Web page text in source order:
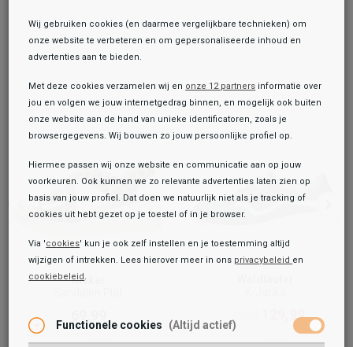
Sandalen Plat
Rieker
129,99
Toegevoegd aan je winkeltas!
Wij gebruiken cookies (en daarmee vergelijkbare technieken) om
onze website te verbeteren en om gepersonaliseerde inhoud en
advertenties aan te bieden.
Met deze cookies verzamelen wij en onze 12 partners informatie over
jou en volgen we jouw internetgedrag binnen, en mogelijk ook buiten
onze website aan de hand van unieke identificatoren, zoals je
browsergegevens. Wij bouwen zo jouw persoonlijke profiel op.
Hiermee passen wij onze website en communicatie aan op jouw
voorkeuren. Ook kunnen we zo relevante advertenties laten zien op
basis van jouw profiel. Dat doen we natuurlijk niet als je tracking of
cookies uit hebt gezet op je toestel of in je browser.
Via 'cookies' kun je ook zelf instellen en je toestemming altijd
wijzigen of intrekken. Lees hierover meer in ons privacybeleid en
cookiebeleid.
Functionele cookies (Altijd actief)